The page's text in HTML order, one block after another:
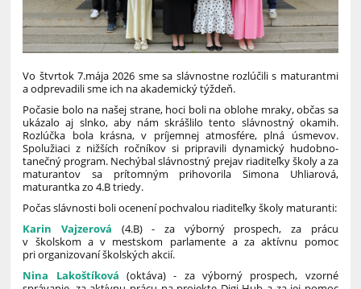
Vo štvrtok 7.mája 2026 sme sa slávnostne rozlúčili s maturantmi
a odprevadili sme ich na akademický týždeň.
Počasie bolo na našej strane, hoci boli na oblohe mraky, občas sa
ukázalo aj slnko, aby nám skrášlilo tento slávnostný okamih.
Rozlúčka bola krásna, v príjemnej atmosfére, plná úsmevov.
Spolužiaci z nižších ročníkov si pripravili dynamický hudobno-
tanečný program. Nechýbal slávnostný prejav riaditeľky školy a za
maturantov sa prítomným prihovorila Simona Uhliarová,
maturantka zo 4.B triedy.
Počas slávnosti boli ocenení pochvalou riaditeľky školy maturanti:
Karin Vajzerová
(4.B) - za výborný prospech, za prácu
v školskom a v mestskom parlamente a za aktívnu pomoc
pri organizovaní školských akcií.
Nina Lakoštíková (oktáva) - za výborný prospech, vzorné